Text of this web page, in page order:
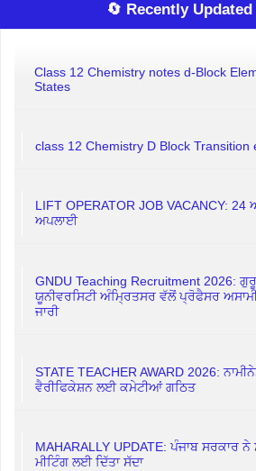
🔄 Recently
Class 12 Chemistry notes d-Block
States
class 12 Chemistry D Block Transition
LIFT OPERATOR JOB VACANCY:
ਅਪਲਾਈ
GNDU Teaching Recruitment 2026:
ਯੂਨੀਵਰਸਿਟੀ ਅੰਮ੍ਰਿਤਸਰ ਵੱਲੋਂ ਪ੍ਰੋਫੈਸਰ
ਜਾਰੀ
STATE TEACHER AWARD 2026:
ਵੈਰੀਫਿਕੇਸ਼ਨ ਲਈ ਕਮੇਟੀਆਂ ਗਠਿਤ
MAHARALLY UPDATE: ਪੰਜਾਬ ਸਰਕਾਰ ਨੇ
ਮੀਟਿੰਗ ਲਈ ਦਿੱਤਾ ਸੱਦਾ